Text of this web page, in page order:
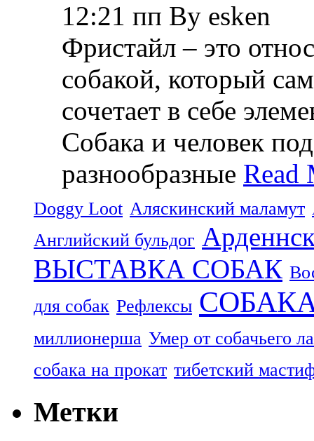
12:21 пп By esken
Фристайл – это
собакой, который
сочетает в себе
Собака и человек
разнообразные Read
Doggy Loot Аляскинский маламут
Английский бульдог
ВЫСТАВКА СОБАК
для собак Рефлексы
миллионерша Умер от собачьего
собака на прокат тибетский
Метки